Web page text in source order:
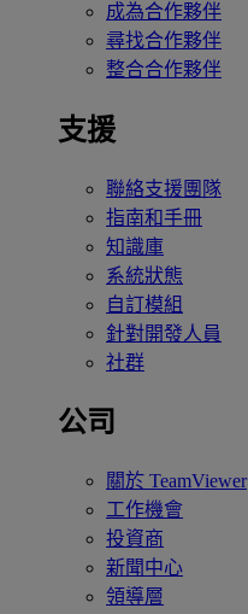
成為合作夥伴
尋找合作夥伴
整合合作夥伴
支援
聯絡支援團隊
指南和手冊
知識庫
系統狀態
自訂模組
針對開發人員
社群
公司
關於 TeamViewer
工作機會
投資商
新聞中心
領導層